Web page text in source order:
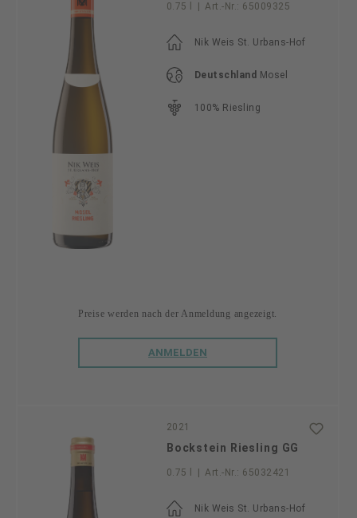
0.75 l Art.-Nr.: 65009325
Nik Weis St. Urbans-Hof
Deutschland Mosel
100% Riesling
Preise werden nach der Anmeldung angezeigt.
ANMELDEN
2021
Bockstein Riesling GG
0.75 l Art.-Nr.: 65032421
Nik Weis St. Urbans-Hof